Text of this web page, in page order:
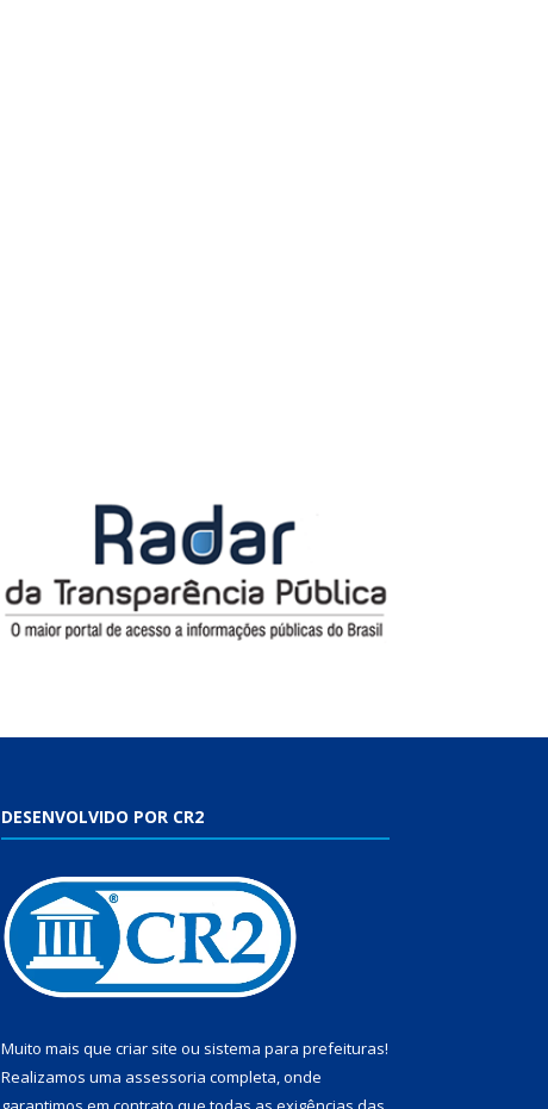
DESENVOLVIDO POR CR2
Muito mais que criar site ou sistema para prefeituras!
Realizamos uma assessoria completa, onde